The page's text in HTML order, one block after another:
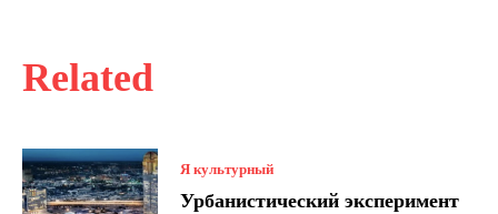
Related
Я культурный
Урбанистический эксперимент